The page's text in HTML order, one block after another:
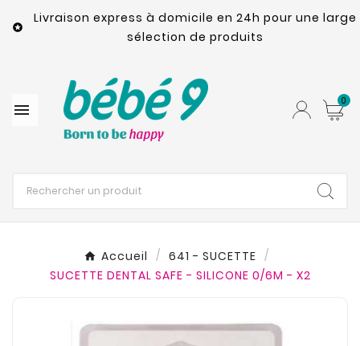

Livraison express à domicile en 24h pour une large
sélection de produits
 0
Accueil
641 - SUCETTE
SUCETTE DENTAL SAFE - SILICONE 0/6M - X2